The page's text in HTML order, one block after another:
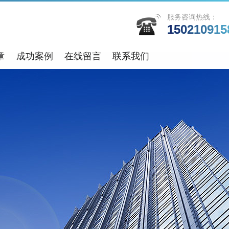
服务咨询热线：
成功案例 在线留言 联系我们